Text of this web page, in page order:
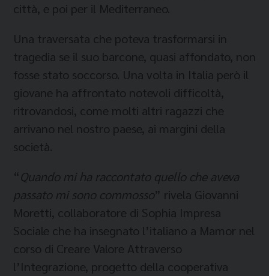
città, e poi per il Mediterraneo.
Una traversata che poteva trasformarsi in
tragedia se il suo barcone, quasi affondato, non
fosse stato soccorso. Una volta in Italia però il
giovane ha affrontato notevoli difficoltà,
ritrovandosi, come molti altri ragazzi che
arrivano nel nostro paese, ai margini della
società.
“ Quando mi ha raccontato quello che aveva
passato mi sono commosso” rivela Giovanni
Moretti, collaboratore di Sophia Impresa
Sociale che ha insegnato l’italiano a Mamor nel
corso di Creare Valore Attraverso
l’Integrazione, progetto della cooperativa